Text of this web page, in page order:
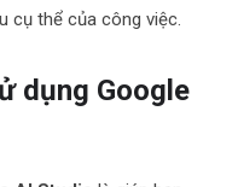
cụ thể của công việc.
dụng Google